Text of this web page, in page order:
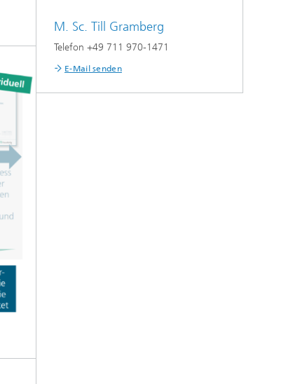
M. Sc. Till Gramberg
Telefon +49 711 970-1471
E-Mail senden